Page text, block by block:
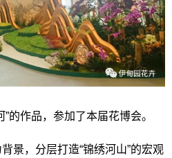
的作品，参加了本届花博会。
景，分层打造“锦绣河山”的宏观